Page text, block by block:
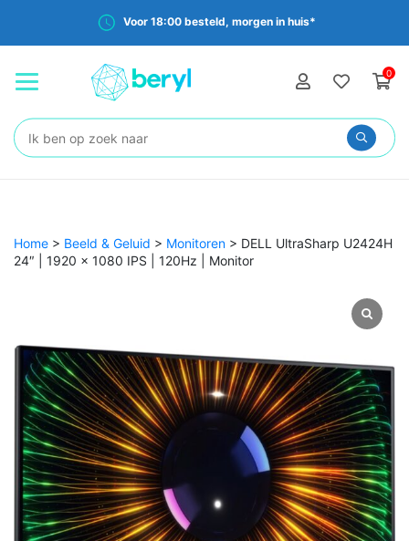
Voor 18:00 besteld, morgen in huis*
0
Zoeken:
Home > Beeld & Geluid > Monitoren > DELL UltraSharp U2424H
24″ | 1920 x 1080 IPS | 120Hz | Monitor